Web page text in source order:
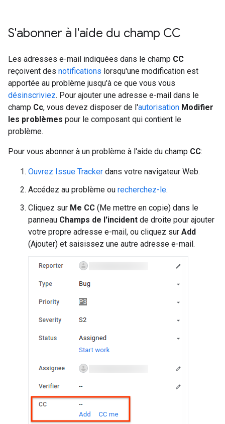
S'abonner à l'aide du champ CC
Les adresses e-mail indiquées dans le champ CC
reçoivent des notifications lorsqu'une modification est
apportée au problème jusqu'à ce que vous vous
désinscriviez. Pour ajouter une adresse e-mail dans le
champ Cc, vous devez disposer de l'autorisation Modifier
les problèmes pour le composant qui contient le
problème.
Pour vous abonner à un problème à l'aide du champ CC:
Ouvrez Issue Tracker dans votre navigateur Web.
Accédez au problème ou recherchez-le.
Cliquez sur Me CC (Me mettre en copie) dans le
panneau Champs de l'incident de droite pour ajouter
votre propre adresse e-mail, ou cliquez sur Add
(Ajouter) et saisissez une autre adresse e-mail.